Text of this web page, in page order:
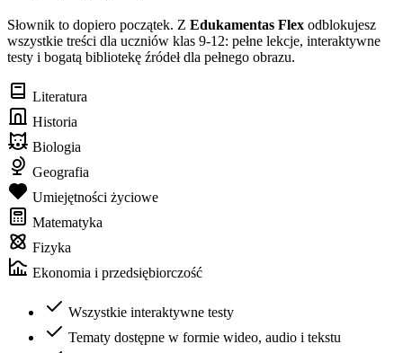
Słownik to dopiero początek. Z Edukamentas Flex odblokujesz
wszystkie treści dla uczniów klas 9-12: pełne lekcje, interaktywne
testy i bogatą bibliotekę źródeł dla pełnego obrazu.
Literatura
Historia
Biologia
Geografia
Umiejętności życiowe
Matematyka
Fizyka
Ekonomia i przedsiębiorczość
Wszystkie interaktywne testy
Tematy dostępne w formie wideo, audio i tekstu